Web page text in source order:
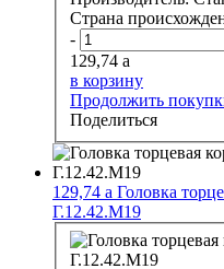
Страна
-
129,74 a
в корзину
Продолжить
Поделиться
129,74 a Головка
Г.12.42.М19